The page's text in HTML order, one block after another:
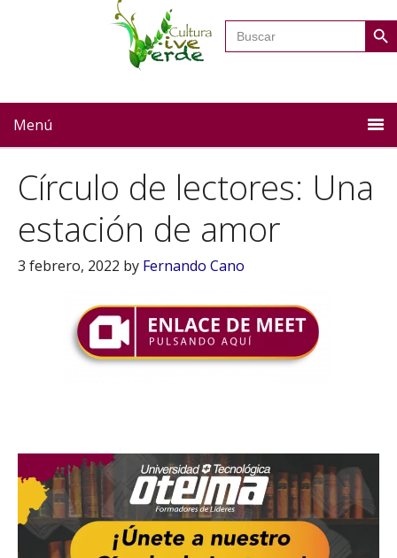
Buscar: Botón
Menú
Círculo de lectores: Una
estación de amor
3 febrero, 2022 by Fernando Cano